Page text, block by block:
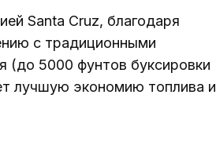
Santa Cruz, благодаря
с традиционными
(до 5000 фунтов буксировки
лучшую экономию топлива и